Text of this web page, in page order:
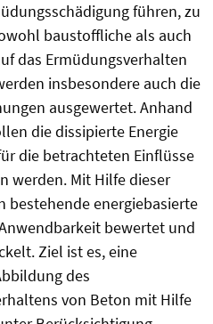
führen, zu
baustoffliche als auch
das Ermüdungsverhalten
insbesondere auch die
ausgewertet. Anhand
die dissipierte Energie
die betrachteten Einflüsse
werden. Mit Hilfe dieser
bestehende energiebasierte
bewertet und
Ziel ist es, eine
des
von Beton mit Hilfe